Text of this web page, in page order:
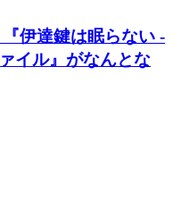
伊達鍵は眠らない -
イル』がなんとな